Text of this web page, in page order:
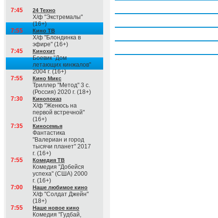
7:45 24 Техно
Х/ф "Экстремалы"
(16+)
7:55
Кино ТВ
Х/ф "Блондинка в
эфире" (16+)
7:45
Кинохит
Боевик "Дом
летающих кинжалов"
2004 г. (16+)
7:55
Кино Микс
Триллер "Метод" 3 с.
(Россия) 2020 г. (18+)
7:30
Кинопоказ
Х/ф "Женюсь на
первой встречной"
(16+)
7:35
Киносемья
Фантастика
"Валериан и город
тысячи планет" 2017
г. (16+)
7:55
Комедия ТВ
Комедия "Добейся
успеха" (США) 2000
г. (16+)
7:00
Наше любимое кино
Х/ф "Солдат Джейн"
(18+)
7:55
Наше новое кино
Комедия "Гудбай,